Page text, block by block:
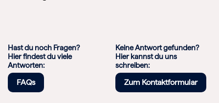
Hast du noch Fragen?
Hier findest du viele
Antworten:
FAQs
Keine Antwort gefunden?
Hier kannst du uns
schreiben:
Zum Kontaktformular